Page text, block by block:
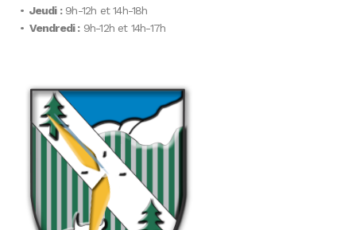
• Jeudi :9h-12h et 14h-18h
• Vendredi :9h-12h et 14h-17h